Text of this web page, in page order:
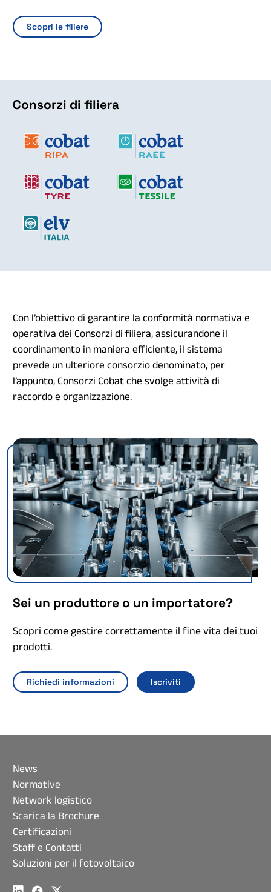
Scopri le filiere
Consorzi di filiera
Con l’obiettivo di garantire la conformità normativa e
operativa dei Consorzi di filiera, assicurandone il
coordinamento in maniera efficiente, il sistema
prevede un ulteriore consorzio denominato, per
l’appunto, Consorzi Cobat che svolge attività di
raccordo e organizzazione.
Sei un produttore o un importatore?
Scopri come gestire correttamente il fine vita dei tuoi
prodotti.
Richiedi informazioni Iscriviti
News
Normative
Network logistico
Scarica la Brochure
Certificazioni
Staff e Contatti
Soluzioni per il fotovoltaico